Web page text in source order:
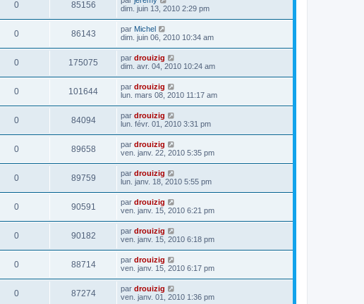
0 85156
dim. juin 13, 2010 2:29 pm
0 86143 par Michel
dim. juin 06, 2010 10:34 am
0 175075 par drouizig
dim. avr. 04, 2010 10:24 am
0 101644 par drouizig
lun. mars 08, 2010 11:17 am
0 84094 par drouizig
lun. févr. 01, 2010 3:31 pm
0 89658 par drouizig
ven. janv. 22, 2010 5:35 pm
0 89759 par drouizig
lun. janv. 18, 2010 5:55 pm
0 90591 par drouizig
ven. janv. 15, 2010 6:21 pm
0 90182 par drouizig
ven. janv. 15, 2010 6:18 pm
0 88714 par drouizig
ven. janv. 15, 2010 6:17 pm
0 87274 par drouizig
ven. janv. 01, 2010 1:36 pm